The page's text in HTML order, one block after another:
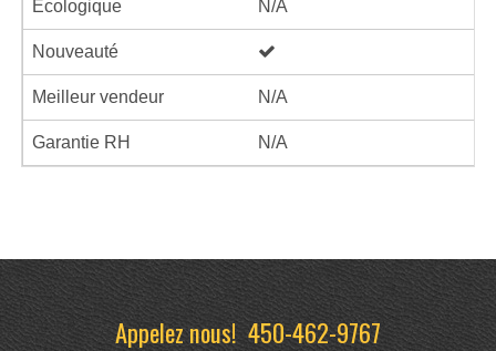
Écologique N/A
Nouveauté
Meilleur vendeur N/A
Garantie RH N/A
Appelez nous!450-462-9767